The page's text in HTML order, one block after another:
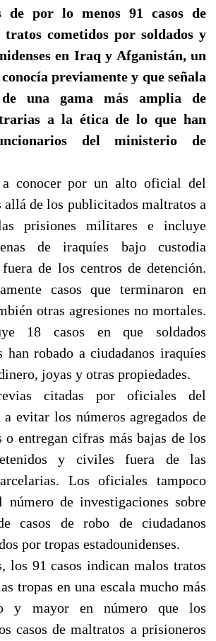
de por lo menos 91 casos de
tratos cometidos por soldados y
en Iraq y Afganistán, un
previamente y que señala
una gama más amplia de
a la ética de lo que han
del ministerio de
conocer por un alto oficial del
allá de los publicitados maltratos a
prisiones militares e incluye
de iraquíes bajo custodia
fuera de los centros de detención.
casos que terminaron en
otras agresiones no mortales.
18 casos en que soldados
han robado a ciudadanos iraquíes
joyas y otras propiedades.
citadas por oficiales del
evitar los números agregados de
o entregan cifras más bajas de los
y civiles fuera de las
Los oficiales tampoco
número de investigaciones sobre
casos de robo de ciudadanos
por tropas estadounidenses.
los 91 casos indican malos tratos
tropas en una escala mucho más
y mayor en número que los
casos de maltratos a prisioneros